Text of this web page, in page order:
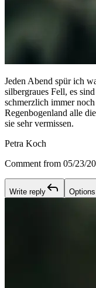
Jeden Abend spür ich
silbergraues Fell, es
schmerzlich immer
Regenbogenland alle
sie sehr vermissen.
Petra Koch
Comment from 05/23/
Write reply Options